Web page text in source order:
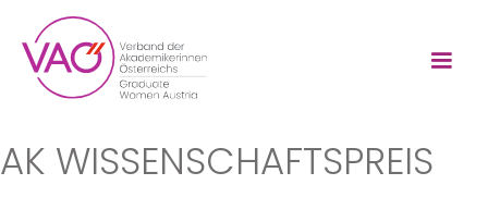
AK WISSENSCHAFTS­PREIS